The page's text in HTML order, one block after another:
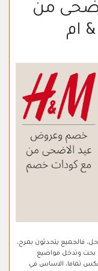
من
فالجميع يتحدثون بمرح،
بحت وتدخل مواضيع
تماما، الاساس في